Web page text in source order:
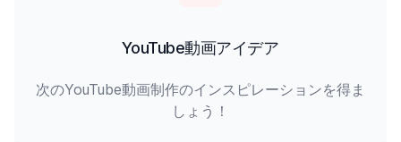
YouTube動画アイデア
次のYouTube動画制作のインスピレーションを得ま
しょう！